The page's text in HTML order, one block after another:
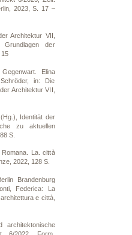
2023, S. 17 –
Architektur VII,
der
15
Elina
in: Die
Architektur VII,
Identität der
zu aktuellen
S.
La. città
2022, 128 S.
Brandenburg
Federica: La
e città,
architektonische